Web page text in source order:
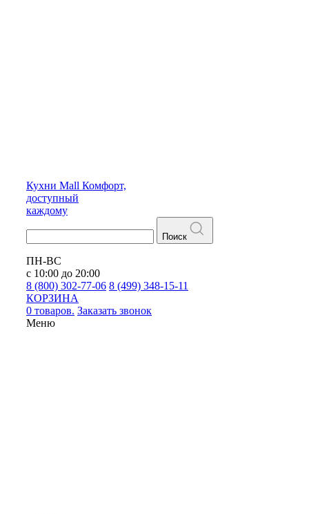
Кухни Mall Комфорт,
доступный
каждому
Поиск
ПН-ВС
с 10:00 до 20:00
8 (800) 302-77-06 8 (499) 348-15-11
КОРЗИНА
0 товаров. Заказать звонок
Меню